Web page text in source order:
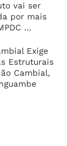
vai ser
por mais
...
Exige
Estruturais
Cambial,
Numa
Meses de
75,2% do
Para o